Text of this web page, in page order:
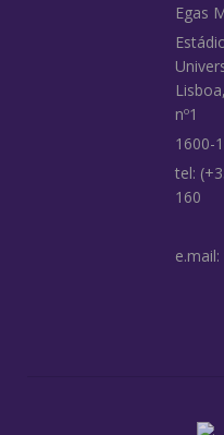
Egas
nº1
1600-
tel:
160
e.mail: